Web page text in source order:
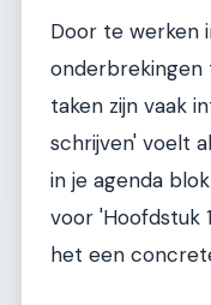
Door te werken
onderbrekingen
taken zijn vaak
schrijven' voelt
in je agenda
voor 'Hoofdstuk
het een